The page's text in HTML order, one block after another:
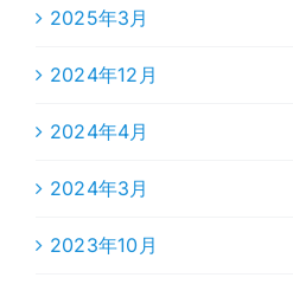
2025年3月
2024年12月
2024年4月
2024年3月
2023年10月